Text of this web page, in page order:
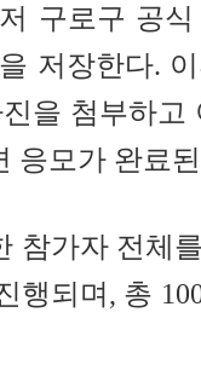
구로구 공식
저장한다.
을 첨부하고
응모가 완료
참가자 전체
행되며, 총